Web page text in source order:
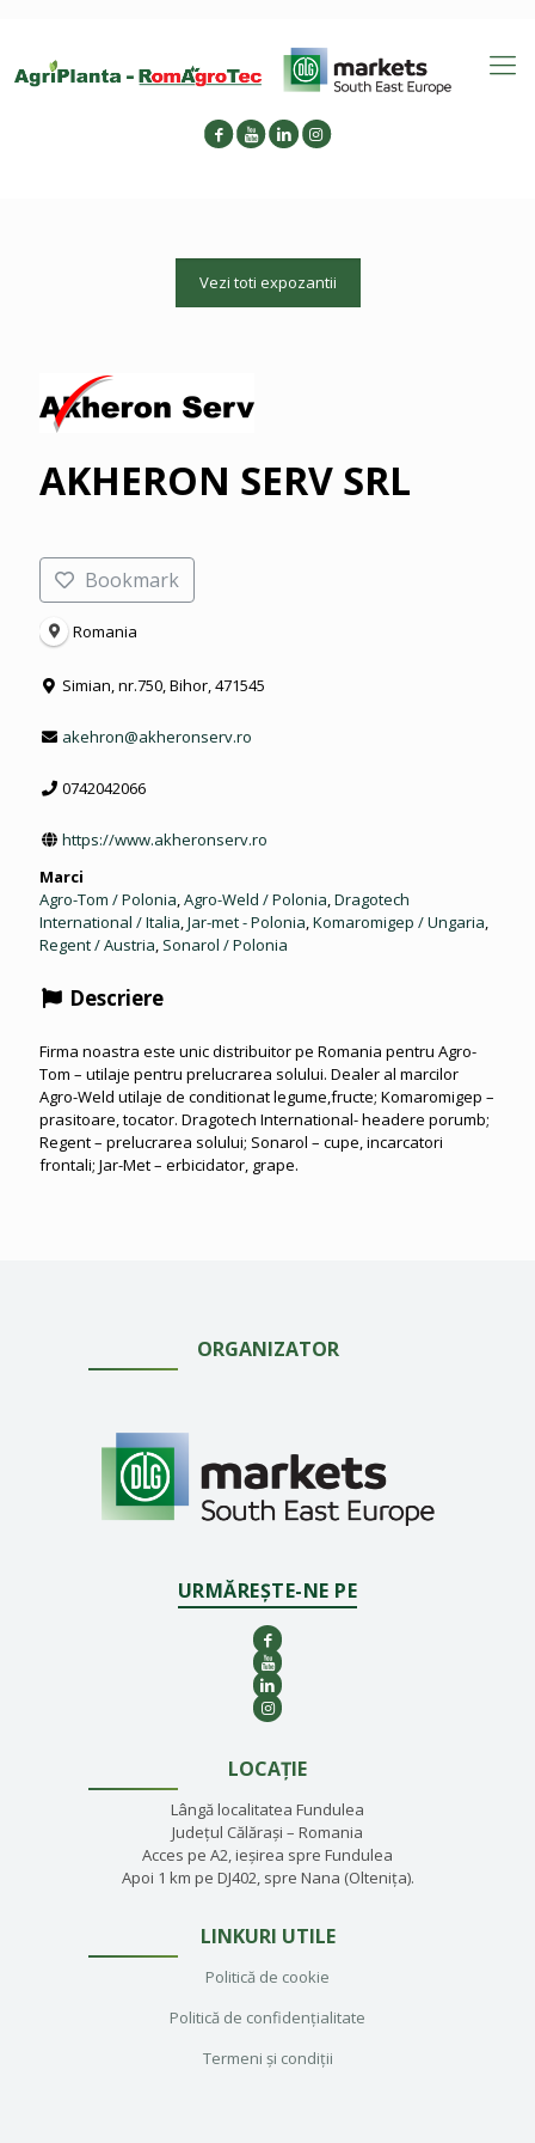
Vezi toti expozantii
AKHERON SERV SRL
Bookmark
Romania
Simian, nr.750, Bihor, 471545
akehron@akheronserv.ro
0742042066
https://www.akheronserv.ro
Marci
Agro-Tom / Polonia,Agro-Weld / Polonia,Dragotech
International / Italia,Jar-met - Polonia,Komaromigep / Ungaria,
Regent / Austria, Sonarol / Polonia
Descriere
Firma noastra este unic distribuitor pe Romania pentru Agro-
Tom – utilaje pentru prelucrarea solului. Dealer al marcilor
Agro-Weld utilaje de conditionat legume,fructe; Komaromigep –
prasitoare, tocator. Dragotech International- headere porumb;
Regent – prelucrarea solului; Sonarol – cupe, incarcatori
frontali; Jar-Met – erbicidator, grape.
ORGANIZATOR
URMĂREȘTE-NE PE
LOCAȚIE
Lângă localitatea Fundulea
Județul Călărași – Romania
Acces pe A2, ieșirea spre Fundulea
Apoi 1 km pe DJ402, spre Nana (Oltenița).
LINKURI UTILE
Politică de cookie
Politică de confidențialitate
Termeni și condiții